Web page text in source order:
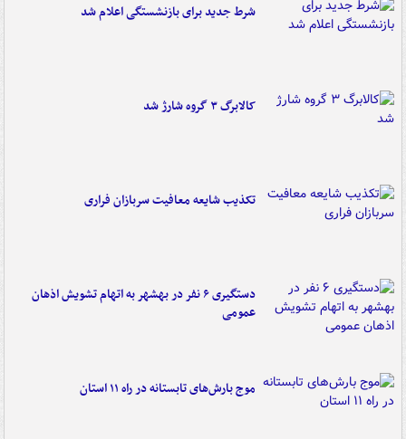
شرط جدید برای بازنشستگی اعلام شد
کالابرگ ۳ گروه شارژ شد
تکذیب شایعه معافیت سربازان فراری
دستگیری ۶ نفر در بهشهر به اتهام تشویش اذهان
عمومی
موج بارش‌های تابستانه در راه ۱۱ استان